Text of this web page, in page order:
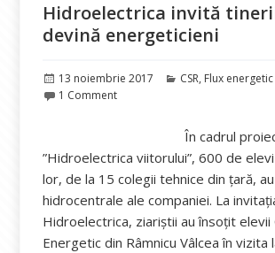
Hidroelectrica invită
devină energeticieni
Publicat
pe
13 noiembrie 2017 Categorii
CSR, Flux energetic
1 Comment
În cadrul
”Hidroelectrica viitorului”, 600 de
lor, de la 15 colegii tehnice din țară,
hidrocentrale ale companiei. La
Hidroelectrica, ziariștii au însoțit elevii
Energetic din Râmnicu Vâlcea în vizita